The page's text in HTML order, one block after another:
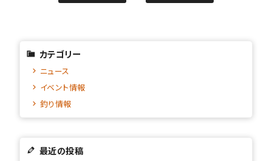
カテゴリー
ニュース
イベント情報
釣り情報
最近の投稿